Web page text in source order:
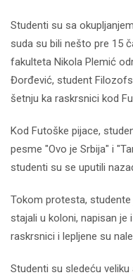
Studenti su sa
suda su bili nešto pre 15
fakulteta Nikola Plemić
Đorđević, student
šetnju ka raskrsnici kod
Kod Futoške pijace,
pesme "Ovo je Srbija" i
studenti su se uputili
Tokom protesta,
stajali u koloni, napisan je
raskrsnici i lepljene su
Studenti su sledeću